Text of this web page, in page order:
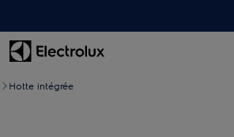
Hotte intégrée